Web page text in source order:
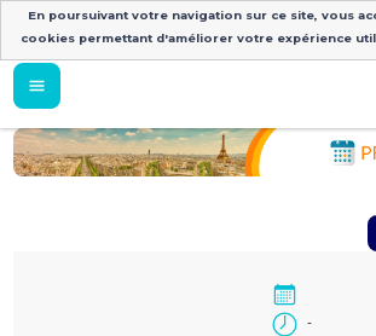
-
En poursuivant votre navigation sur ce site, vous
cookies permettant d'améliorer votre expérience